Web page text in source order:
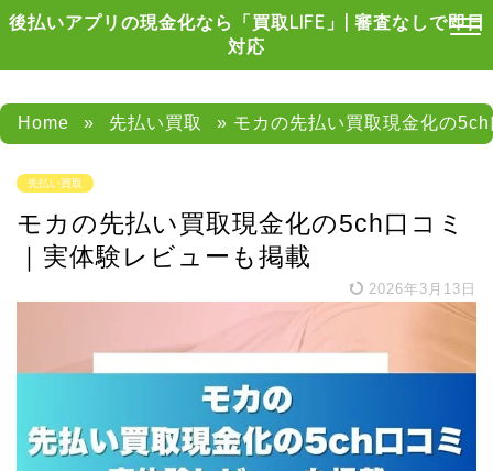
後払いアプリの現金化なら「買取LIFE」| 審査なしで即日
対応
Home » 先払い買取 » モカの先払い買取現金化の
先払い買取
モカの先払い買取現金化の5ch口コミ
｜実体験レビューも掲載
2026年3月13日